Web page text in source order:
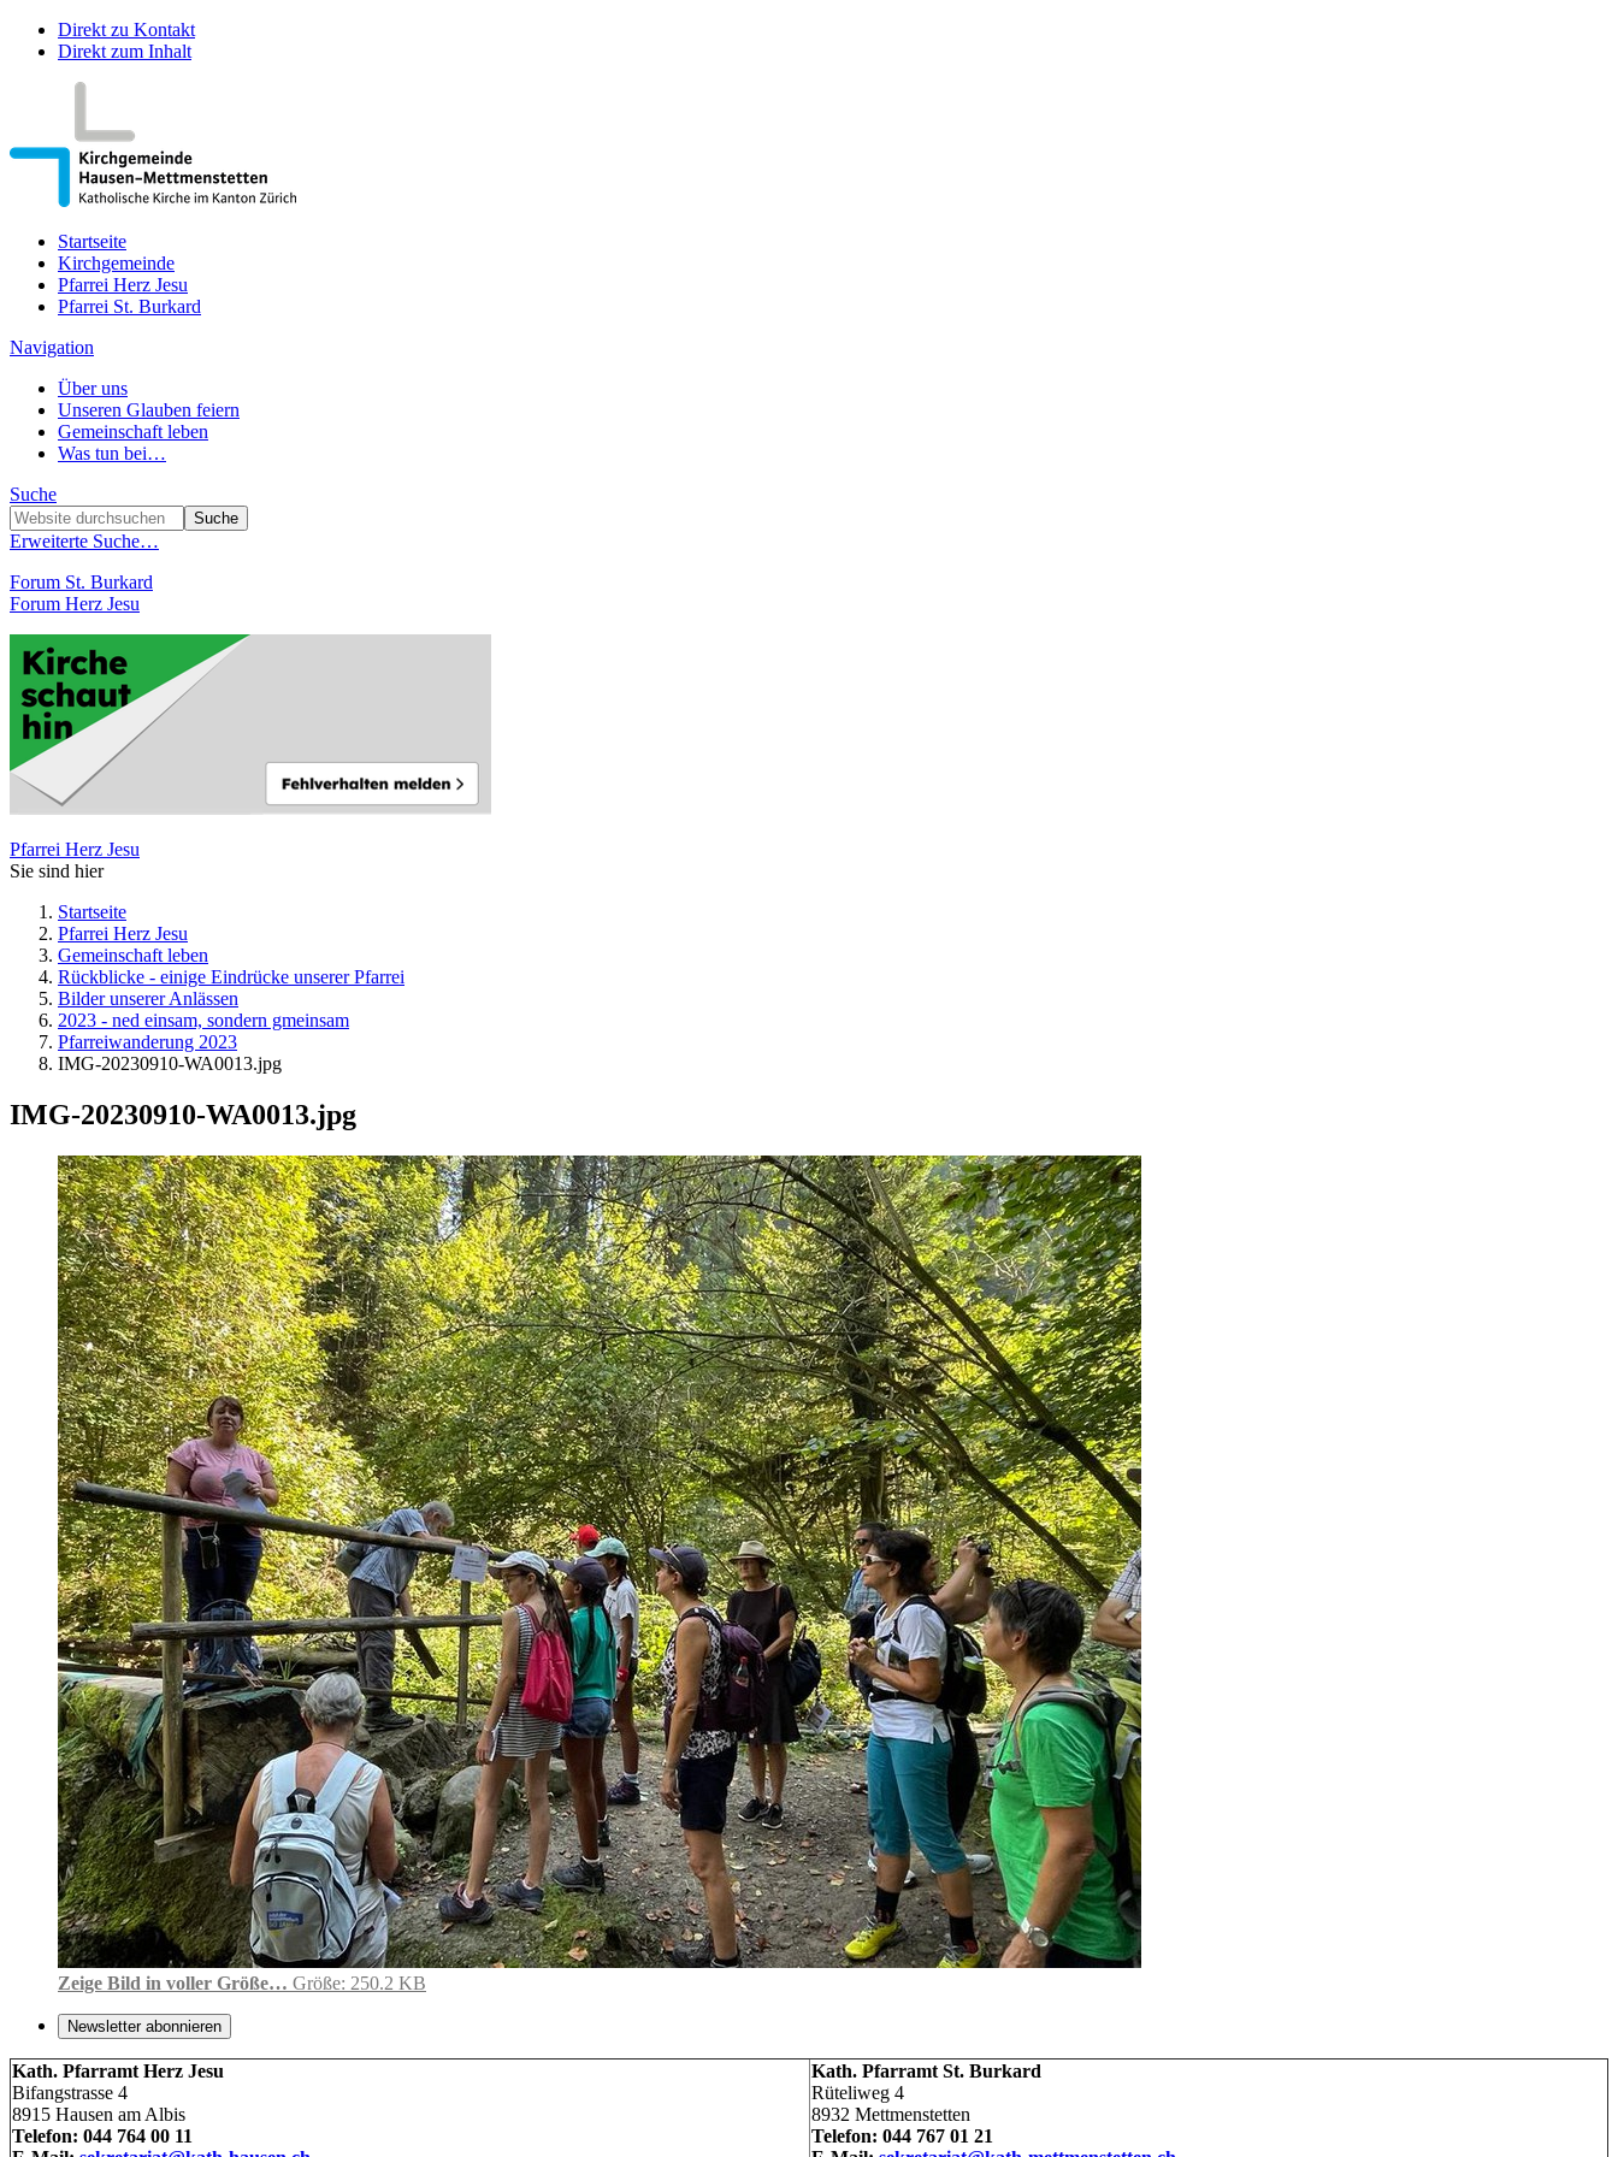
Direkt zu Kontakt
Direkt zum Inhalt
Startseite
Kirchgemeinde
Pfarrei Herz Jesu
Pfarrei St. Burkard
Navigation
Über uns
Unseren Glauben feiern
Gemeinschaft leben
Was tun bei…
Suche
Erweiterte Suche…
Forum St. Burkard
Forum Herz Jesu
Pfarrei Herz Jesu
Sie sind hier
Startseite
Pfarrei Herz Jesu
Gemeinschaft leben
Rückblicke - einige Eindrücke unserer Pfarrei
Bilder unserer Anlässen
2023 - ned einsam, sondern gmeinsam
Pfarreiwanderung 2023
IMG-20230910-WA0013.jpg
IMG-20230910-WA0013.jpg
Zeige Bild in voller Größe… Größe: 250.2 KB
Newsletter abonnieren
Kath. Pfarramt Herz Jesu
Bifangstrasse 4
8915 Hausen am Albis
Telefon: 044 764 00 11
Kath. Pfarramt St. Burkard
Rüteliweg 4
8932 Mettmenstetten
Telefon: 044 767 01 21